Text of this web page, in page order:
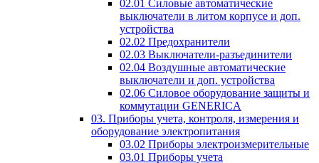
02.01 Силовые автоматические
выключатели в литом корпусе и доп.
устройства
02.02 Предохранители
02.03 Выключатели-разъединители
02.04 Воздушные автоматические
выключатели и доп. устройства
02.06 Силовое оборудование защиты и
коммутации GENERICA
03. Приборы учета, контроля, измерения и
оборудование электропитания
03.02 Приборы электроизмерительные
03.01 Приборы учета